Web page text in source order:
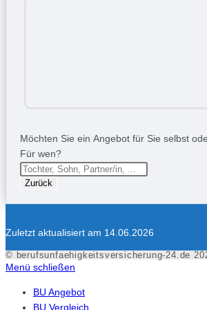
Möchten Sie ein Angebot für Sie selbst
Für wen?
Zurück
Zuletzt aktualisiert am 14.06.2026
© berufsunfaehigkeitsversicherung-24.de
Menü schließen
BU Angebot
BU Vergleich